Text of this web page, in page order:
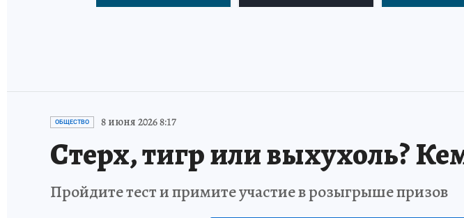
ОБЩЕСТВО 8 июня 2026 8:17
Стерх, тигр или выхухоль?
Пройдите тест и примите участие в розыгрыше призов